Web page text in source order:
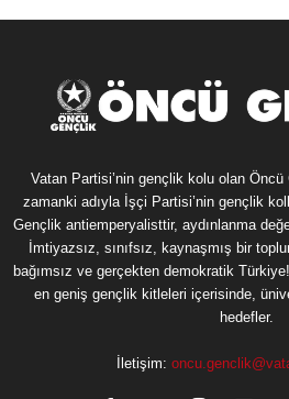
Vatan Partisi’nin gençlik kolu olan
zamanki adıyla İşçi Partisi’nin gençlik
Gençlik antiemperyalisttir, aydınlanma
İmtiyazsız, sınıfsız, kaynaşmış bir
bağımsız ve gerçekten demokratik
en geniş gençlik kitleleri içerisinde,
hedefler.
İletişim: